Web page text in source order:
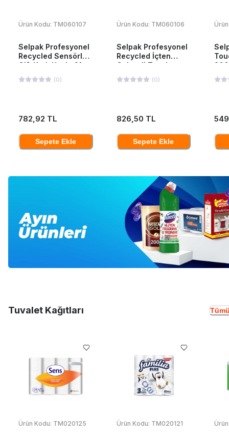
Ürün Kodu: TM060107
Selpak Profesyonel
Recycled Sensörlü
Çift Katlı Havlu 21
(0)
782,92 TL
Sepete Ekle
Ürün Kodu: TM060106
Selpak Profesyonel
Recycled İçten
Çekmeli Tuvalet
(0)
826,50 TL
Sepete Ekle
Tuvalet Kağıtları
Ürün Kodu: TM020125 Ürün Kodu: TM020121